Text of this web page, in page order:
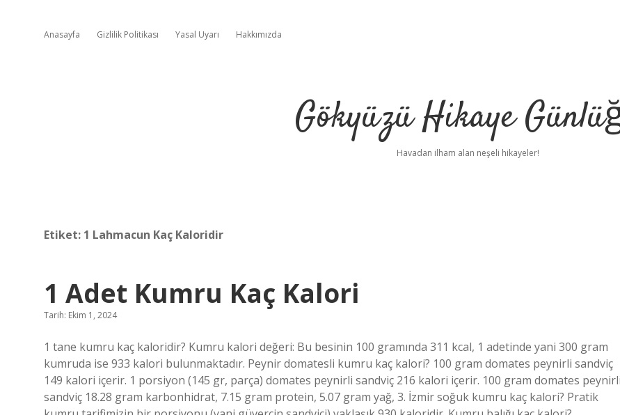
Anasayfa Gizlilik Politikası Yasal Uyarı Hakkımızda
Gökyüzü Hikaye
Havadan ilham alan neşeli hikayeler!
Etiket: 1 Lahmacun Kaç Kaloridir
1 Adet Kumru Kaç Kalori
Tarih: Ekim 1, 2024
1 tane kumru kaç kaloridir? Kumru kalori değeri: Bu besinin 100 gramında 311 kcal, 1 adetinde yani 300 gram
kumruda ise 933 kalori bulunmaktadır. Peynir domatesli kumru kaç kalori? 100 gram domates peynirli sandviç
149 kalori içerir. 1 porsiyon (145 gr, parça) domates peynirli sandviç 216 kalori içerir. 100 gram domates peynirli
sandviç 18.28 gram karbonhidrat, 7.15 gram protein, 5.07 gram yağ, 3. İzmir soğuk kumru kaç kalori? Pratik